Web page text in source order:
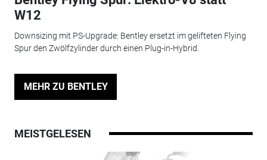
W12
Downsizing mit PS-Upgrade: Bentley ersetzt im gelifteten Flying
Spur den Zwölfzylinder durch einen Plug-in-Hybrid.
MEHR ZU BENTLEY
MEISTGELESEN